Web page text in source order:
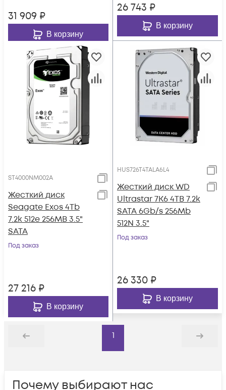
31 909 ₽
В корзину
26 743 ₽
В корзину
ST4000NM002A
Жесткий диск
Seagate Exos 4Tb
7.2k 512e 256MB 3.5"
SATA
Под заказ
27 216 ₽
В корзину
HUS726T4TALA6L4
Жесткий диск WD
Ultrastar 7K6 4TB 7.2k
SATA 6Gb/s 256Mb
512N 3.5"
Под заказ
26 330 ₽
В корзину
Назад
1
Дальше
Почему выбирают нас